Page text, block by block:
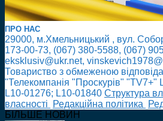
ПРО НАС
29000, м.Хмельницький , вул.
173-00-73, (067) 380-5588, (067)
eksklusiv@ukr.net,
Товариство з обмеженою
"Телекомпанія "Проскурів" "TV7+"
L10-01276; L10-01840 Cтруктура
власності
Редакційна політика
БІЛЬШЕ НОВИН